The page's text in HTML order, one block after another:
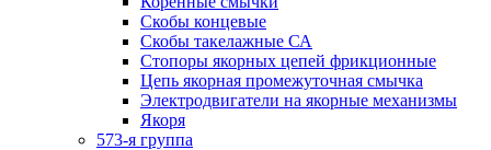
Скобы концевые
Скобы такелажные СА
Стопоры якорных цепей фрикционные
Цепь якорная промежуточная смычка
Электродвигатели на якорные механизмы
Якоря
573-я группа